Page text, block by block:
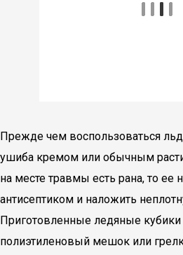
Прежде чем воспользоваться
ушиба кремом или обычным
на месте травмы есть рана, то ее
антисептиком и наложить
Приготовленные ледяные
полиэтиленовый мешок или